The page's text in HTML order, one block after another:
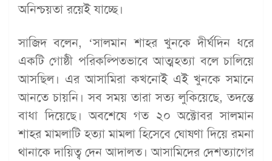
অনিশ্চয়তা রয়েই যাচ্ছে।
সাজিদ বলেন, ‘সালমান শাহর খুনকে দীর্ঘদিন ধরে
একটি গোষ্ঠী পরিকল্পিতভাবে আত্মহত্যা বলে চালিয়ে
আসছিল। এর আসামিরা কখনোই এই খুনকে সমানে
আনতে চায়নি। সব সময় তারা সত্য লুকিয়েছে, তদন্তে
বাধা দিয়েছে। অবশেষে গত ২০ অক্টোবর সালমান
শাহর মামলাটি হত্যা মামলা হিসেবে ঘোষণা দিয়ে রমনা
থানাকে দায়িত্ব দেন আদালত। আসামিদের দেশত্যাগের